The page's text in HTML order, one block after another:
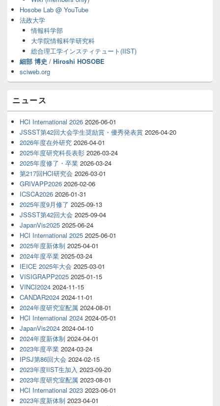
ア
Hosobe Lab @ YouTube
法政大学
情報科学部
大学院情報科学研究科
総合理工学インスティテュート(IIST)
細部 博史 / Hiroshi HOSOBE
sciweb.org
ニュース
HCI International 2026 2026-06-01
JSSST第42回大会学生奨励賞・優秀発表賞 2026-04-20
2026年度在外研究 2026-04-01
2025年度研究科長表彰 2026-03-24
2025年度修了・卒業 2026-03-24
第217回HCI研究会 2026-03-01
GRIVAPP2026 2026-02-06
ICSCA2026 2026-01-31
2025年度9月修了 2025-09-13
JSSST第42回大会 2025-09-04
JapanVis2025 2025-06-24
HCI International 2025 2025-06-01
2025年度新体制 2025-04-01
2024年度卒業 2025-03-24
IEICE 2025年大会 2025-03-01
VISIGRAPP2025 2025-01-15
VINCI2024 2024-11-15
CANDAR2024 2024-11-01
2024年度研究室配属 2024-08-01
HCI International 2024 2024-05-01
JapanVis2024 2024-04-10
2024年度新体制 2024-04-01
2023年度卒業 2024-03-24
IPSJ第86回大会 2024-02-15
2023年度IIST生加入 2023-09-20
2023年度研究室配属 2023-08-01
HCI International 2023 2023-06-01
2023年度新体制 2023-04-01